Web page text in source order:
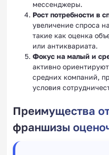
мессенджеры.
Рост потребности в
увеличение спроса
такие как оценка
или антиквариата.
Фокус на малый и
активно
средних компаний,
условия
Преимущества
франшизы